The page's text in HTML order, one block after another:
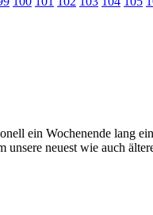
ein Wochenende lang
neuest wie auch